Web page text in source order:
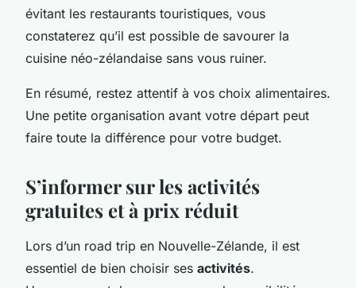
évitant les restaurants touristiques, vous
constaterez qu’il est possible de savourer la
cuisine néo-zélandaise sans vous ruiner.
En résumé, restez attentif à vos choix alimentaires.
Une petite organisation avant votre départ peut
faire toute la différence pour votre budget.
S’informer sur les activités
gratuites et à prix réduit
Lors d’un road trip en Nouvelle-Zélande, il est
essentiel de bien choisir ses activités.